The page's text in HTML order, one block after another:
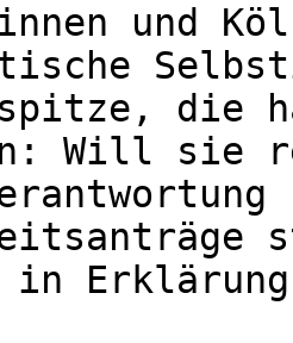
und
die
Will sie
in